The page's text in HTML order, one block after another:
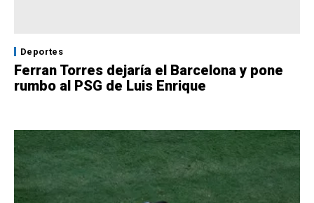
Deportes
Ferran Torres dejaría el Barcelona y pone
rumbo al PSG de Luis Enrique